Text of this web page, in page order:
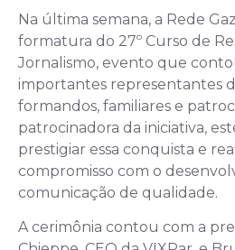
Na última semana, a Rede
formatura do 27º Curso de
Jornalismo, evento que
importantes representantes
formandos, familiares e
patrocinadora da iniciativa,
prestigiar essa conquista e
compromisso com o
comunicação de qualidade.
A cerimônia contou com a